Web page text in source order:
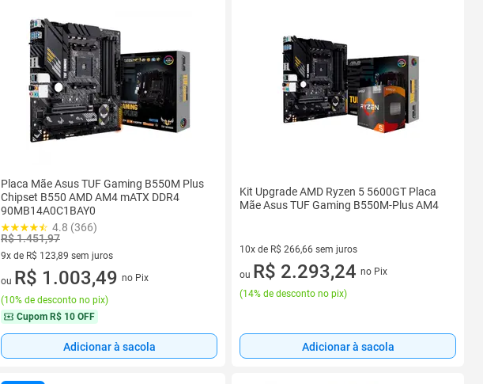
Placa Mãe Asus TUF Gaming B550M Plus
Chipset B550 AMD AM4 mATX DDR4
90MB14A0C1BAY0
4.8 (366)
R$ 1.451,97
9x de R$ 123,89 sem juros
9 vez de R$ 123,89 sem juros
ou R$ 1.003,49 no Pix
(10% de desconto no pix)
Cupom R$ 10 OFF
Adicionar à sacola
Kit Upgrade AMD Ryzen 5 5600GT Placa
Mãe Asus TUF Gaming B550M-Plus AM4
10x de R$ 266,66 sem juros
10 vez de R$ 266,66 sem juros
ou R$ 2.293,24 no Pix
(14% de desconto no pix)
Adicionar à sacola